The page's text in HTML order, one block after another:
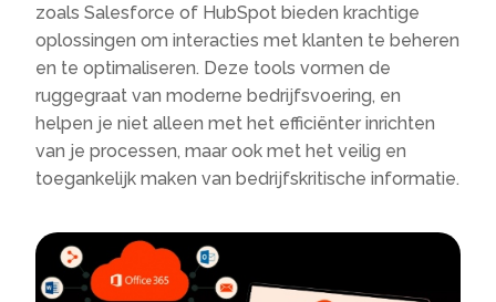
zoals Salesforce of HubSpot bieden krachtige
oplossingen om interacties met klanten te beheren
en te optimaliseren. Deze tools vormen de
ruggegraat van moderne bedrijfsvoering, en
helpen je niet alleen met het efficiënter inrichten
van je processen, maar ook met het veilig en
toegankelijk maken van bedrijfskritische informatie.